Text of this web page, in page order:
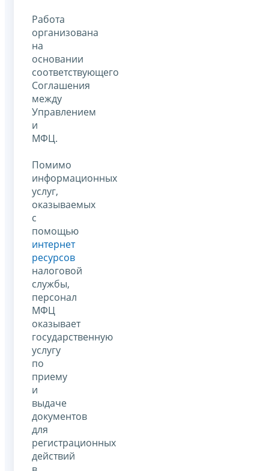
Работа
организована
на
основании
соответствующего
Соглашения
между
Управлением
и
МФЦ.
Помимо
информационных
услуг,
оказываемых
с
помощью
интернет
ресурсов
налоговой
службы,
персонал
МФЦ
оказывает
государственную
услугу
по
приему
и
выдаче
документов
для
регистрационных
действий